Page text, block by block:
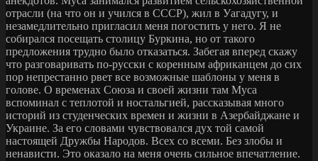
отрасли (на что он и учился в СССР), жил в Уагадугу, и
незамедлительно пригласил меня погостить у него. Я не
собирался посещать столицу Буркина, но от такого
предложения трудно было отказаться. Забегая вперед скажу
что разговаривать по-русски с коренным африканцем до сих
пор непрестанно рвет все возможные шаблоны у меня в
голове. О временах Союза и своей жизни там Муса
вспоминал с теплотой и ностальгией, рассказывая много
историй из студенческих времен и жизни в Азербайджане и
Украине. За его словами чувствовался дух той самой
настоящей Дружбы Народов. Всех со всеми. Без злобы и
ненависти. Это оказало на меня очень сильное впечатление.